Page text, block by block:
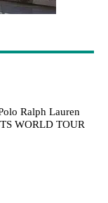
Ralph Lauren
WORLD TOUR